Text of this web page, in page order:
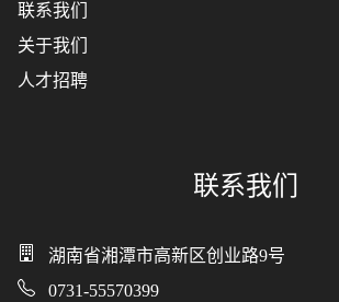
联系我们
关于我们
人才招聘
联系我们
湖南省湘潭市高新区创业路9号
0731-55570399